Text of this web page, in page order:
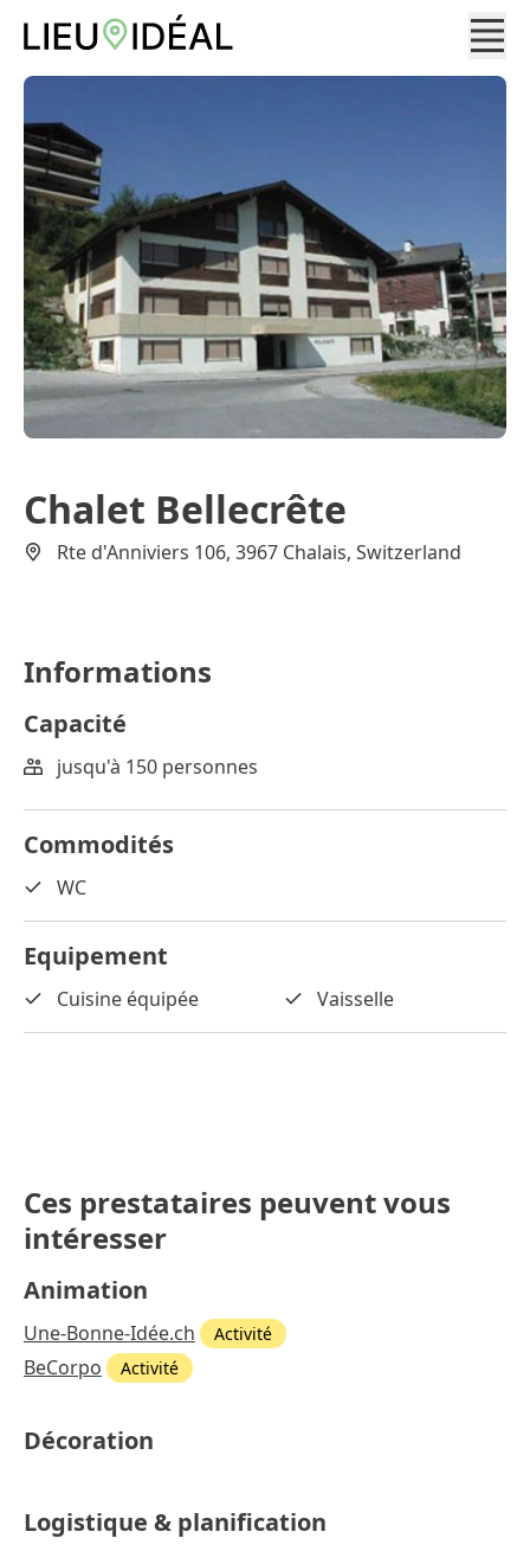
Chalet Bellecrête
Rte d'Anniviers 106, 3967 Chalais, Switzerland
Informations
Capacité
jusqu'à 150 personnes
Commodités
WC
Equipement
Cuisine équipée Vaisselle
Ces prestataires peuvent vous
intéresser
Animation
Une-Bonne-Idée.ch Activité
BeCorpo Activité
Décoration
Logistique & planification